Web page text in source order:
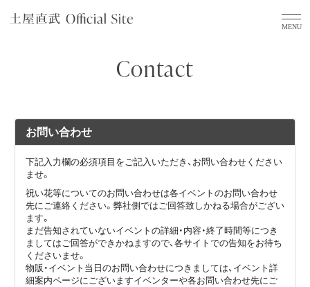
Contact
お問い合わせ
下記入力欄の必須項目をご記入いただき、お問い合わせください
ませ。
祝い花等についてのお問い合わせは各イベントのお問い合わせ
先にご連絡ください。弊社側ではご回答致しかねる場合がござい
ます。
まだ告知されていないイベントの詳細・内容・終了時間等につき
ましてはご回答ができかねますので、各サイトでの告知をお待ち
くださいませ。
物販・イベント当日のお問い合わせにつきましては、イベント詳
細案内ページにございますイベンターや各お問い合わせ先にご